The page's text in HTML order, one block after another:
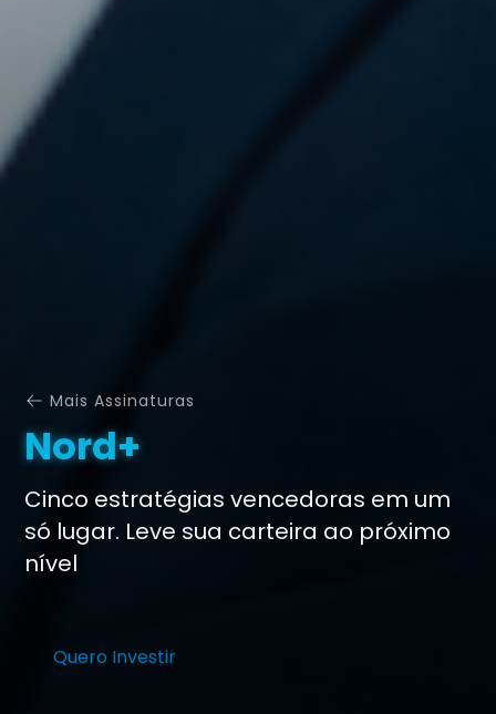
Mais Assinaturas
Nord+
Cinco estratégias vencedoras em um
só lugar. Leve sua carteira ao próximo
nível
Quero Investir